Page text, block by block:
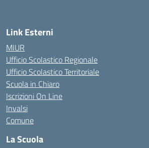
Link Esterni
MIUR
Ufficio Scolastico Regionale
Ufficio Scolastico Territoriale
Scuola in Chiaro
Iscrizioni On Line
Invalsi
Comune
La Scuola